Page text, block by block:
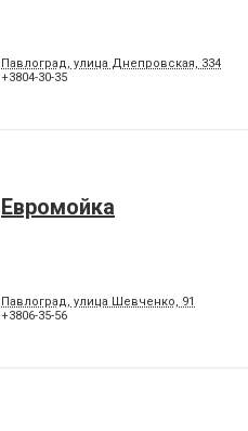
Павлоград, улица Днепровская, 334
+3804-30-35
Евромойка
Павлоград, улица Шевченко, 91
+3806-35-56